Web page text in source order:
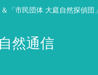
「市民団体 大庭自然探偵団」
然通信